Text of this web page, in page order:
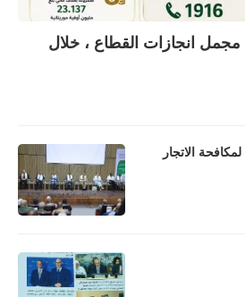
انجازات القطاع ، خلال
الاتجار